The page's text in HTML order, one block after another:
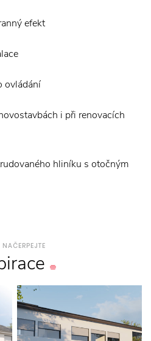
efekt
ovládání
i při renovacích
hliníku s otočným
NAČERPEJTE